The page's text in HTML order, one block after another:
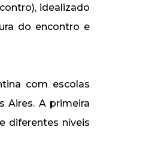
idealizado
do encontro e
com escolas
Aires. A primeira
diferentes níveis